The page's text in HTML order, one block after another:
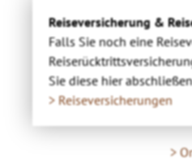
Reiseversicherung &
Falls Sie noch eine
Sie diese hier
> Reiseversicherungen
>